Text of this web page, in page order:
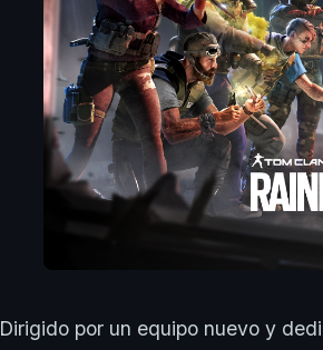
Dirigido por un equipo nuevo y